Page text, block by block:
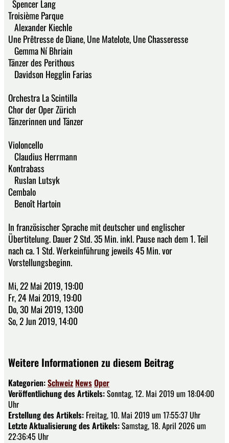
Spencer Lang
Troisième Parque
Alexander Kiechle
Une Prêtresse de Diane, Une Matelote, Une Chasseresse
Gemma Ní Bhriain
Tänzer des Perithous
Davidson Hegglin Farias
Orchestra La Scintilla
Chor der Oper Zürich
Tänzerinnen und Tänzer
Violoncello
Claudius Herrmann
Kontrabass
Ruslan Lutsyk
Cembalo
Benoît Hartoin
In französischer Sprache mit deutscher und englischer
Übertitelung. Dauer 2 Std. 35 Min. inkl. Pause nach dem 1. Teil
nach ca. 1 Std. Werkeinführung jeweils 45 Min. vor
Vorstellungsbeginn.
Mi, 22 Mai 2019, 19:00
Fr, 24 Mai 2019, 19:00
Do, 30 Mai 2019, 13:00
So, 2 Jun 2019, 14:00
Weitere Informationen zu diesem Beitrag
Kategorien:Schweiz NewsOper
Veröffentlichung des Artikels:Sonntag, 12. Mai 2019 um 18:04:00
Uhr
Erstellung des Artikels: Freitag, 10. Mai 2019 um 17:55:37 Uhr
Letzte Aktualisierung des Artikels:Samstag, 18. April 2026 um
22:36:45 Uhr